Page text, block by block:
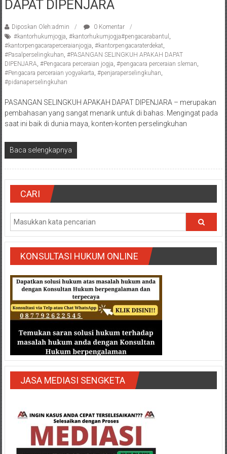
Pengacara
Advokat
/
Konsultan
Hukum
/
Hukum
Pajak/
Mediasi/
Yogyakarta/Bantul/Sleman/Gunung
Kidul/Wonosari/Wates/Kulonprogo/
Yogyakarta/Jogja/
kalten/Solo/
Purwakarta,
Sukoharjo/
Semarang/
Batang/Brebes/
Purworejo,
Kebumen/Magelang/Temanggung/Mungkid/Demak/
Batu/
Blitar/Surabaya/Palembang/
Bekasi/Jakarta
selatan/
Utara/
Pusat/
Karawang/
Lampung
Lampung
Timur/Lampung/
Bengkulu/
DAPAT DIPENJARA
Diposkan Oleh:admin
0 Komentar
#kantorhukumjogja, #kantorhukumjogja#pengacarabantul ,
#kantorpengacaraperceraianjogja, #kantorpengacaraterdekat,
#Pasalperselingkuhan, #PASANGAN SELINGKUH APAKAH DAPAT
DIPENJARA, #Pengacara perceraian jogja, #pengacara perceraian sleman,
#Pengacara perceraian yogyakarta, #penjaraperselingkuhan,
#pidanaperselingkuhan
PASANGAN SELINGKUH APAKAH DAPAT DIPENJARA – merupakan
pembahasan yang sangat menarik untuk di bahas. Mengingat pada
saat ini baik di dunia maya, konten-konten perselingkuhan
Baca selengkapnya
CARI
KONSULTASI HUKUM ONLINE
JASA MEDIASI SENGKETA